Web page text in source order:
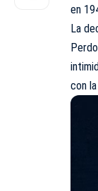
en
La
con